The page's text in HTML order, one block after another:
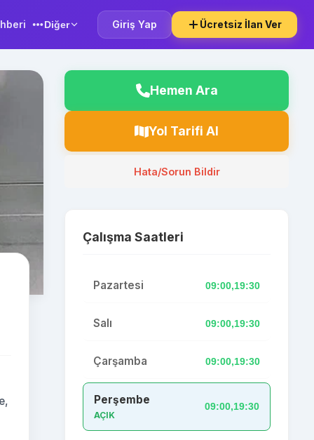
Diğer Giriş Yap Ücretsiz İlan Ver
Hemen Ara
Yol Tarifi Al
Hata/Sorun Bildir
Çalışma Saatleri
Pazartesi 09:00,19:30
Salı 09:00,19:30
Çarşamba 09:00,19:30
Perşembe
AÇIK
09:00,19:30